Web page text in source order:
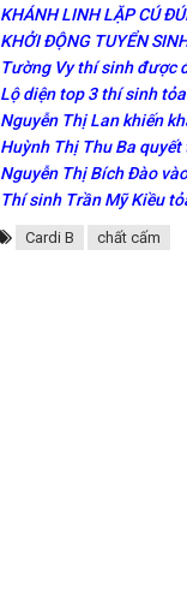
KHÁNH LINH LẶP CÚ
KHỞI ĐỘNG TUYỂN
Tường Vy thí sinh được
Lộ diện top 3 thí sinh
Nguyễn Thị Lan khiến
Huỳnh Thị Thu Ba
Nguyễn Thị Bích Đào
Thí sinh Trần Mỹ Kiều
Cardi B chất cấm